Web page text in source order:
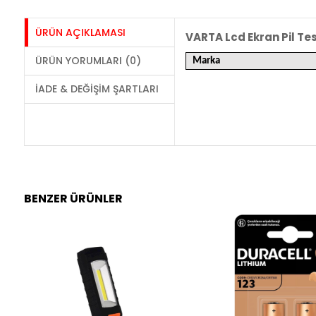
ÜRÜN AÇIKLAMASI
ÜRÜN YORUMLARI (0)
İADE & DEĞIŞIM ŞARTLARI
VARTA Lcd Ekran Pil
Marka
BENZER ÜRÜNLER